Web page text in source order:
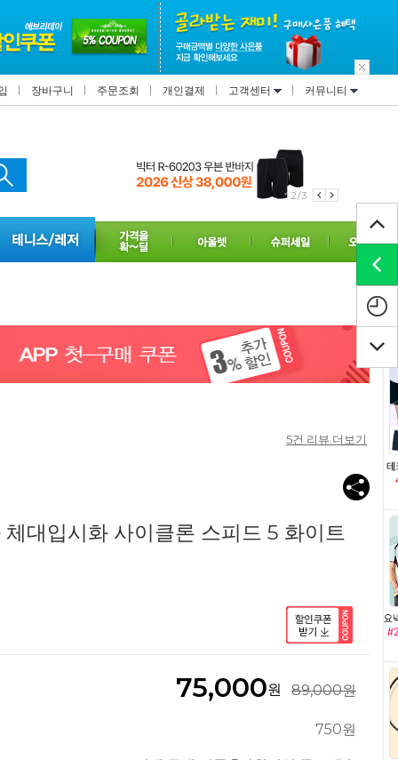
장바구니 주문조회 개인결제 고객센터 커뮤니티
2/3
5건 리뷰 더보기
대입시화 사이클론 스피드 5 화이트
75,000원 89,000원
750원